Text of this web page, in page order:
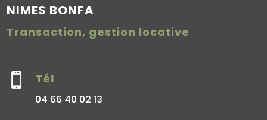
NIMES BONFA
Transaction, gestion locative
 Tél
04 66 40 02 13